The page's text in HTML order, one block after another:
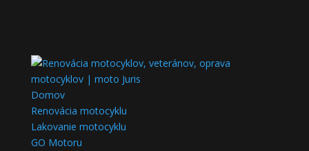
Domov
Renovácia motocyklu
Lakovanie motocyklu
GO Motoru